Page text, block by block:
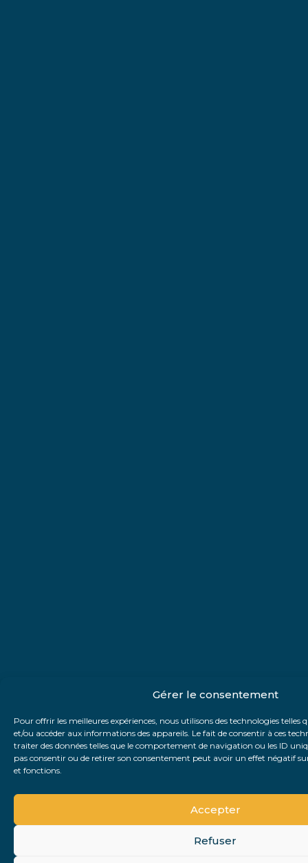
Gérer le consentement
Pour offrir les meilleures expériences, nous utilisons des technologies telles
et/ou accéder aux informations des appareils. Le fait de consentir à ces
traiter des données telles que le comportement de navigation ou les ID
pas consentir ou de retirer son consentement peut avoir un effet négatif
et fonctions.
Accepter
Refuser